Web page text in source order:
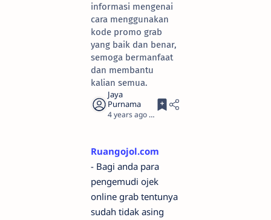
informasi mengenai
cara menggunakan
kode promo grab
yang baik dan benar,
semoga bermanfaat
dan membantu
kalian semua.
4 years ago 3
Ruangojol.com
- Bagi anda para
pengemudi ojek
online grab tentunya
sudah tidak asing